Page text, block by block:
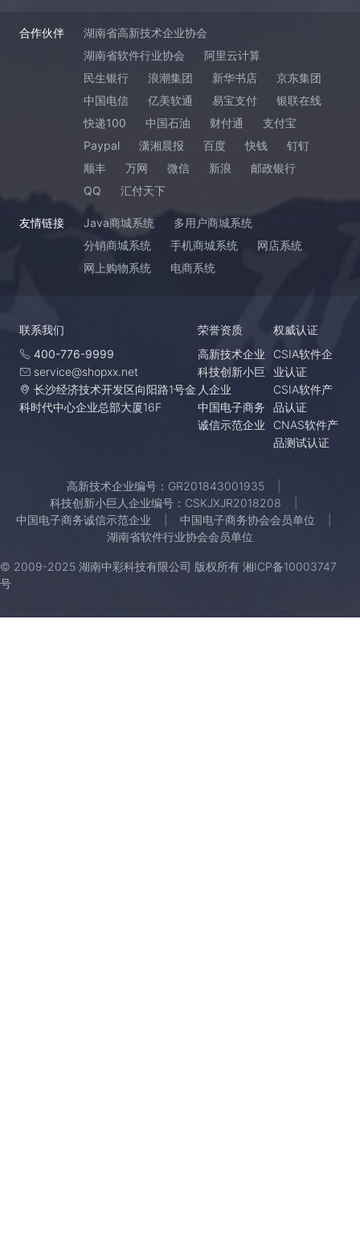
合作伙伴
湖南省高新技术企业协会
湖南省软件行业协会
阿里云计算
民生银行
浪潮集团 新华书店
京东集团
中国电信
亿美软通 易宝支付
银联在线
快递100
中国石油 财付通
支付宝
Paypal
潇湘晨报 百度 快钱
钉钉
顺丰
万网 微信 新浪
邮政银行
QQ
汇付天下
友情链接 Java商城系统
多用户商城系统
分销商城系统
手机商城系统
网店系统
网上购物系统
电商系统
联系我们
400-776-9999
service@shopxx.net
长沙经济技术开发区向阳路1号金
科时代中心企业总部大厦16F
荣誉资质
高新技术企业
科技创新小巨
人企业
中国电子商务
诚信示范企业
权威认证
CSIA软件企
业认证
CSIA软件产
品认证
CNAS软件产
品测试认证
高新技术企业编号：GR201843001935
科技创新小巨人企业编号：CSKJXJR2018208
中国电子商务诚信示范企业
中国电子商务协会会员单位
湖南省软件行业协会会员单位
© 2009-2025 湖南中彩科技有限公司 版权所有 湘ICP备10003747
号